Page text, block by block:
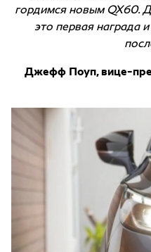
гордимся новым QX60.
это первая награда
Джефф Поуп, вице-